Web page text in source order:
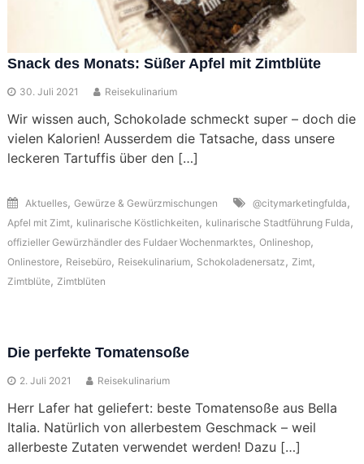
Snack des Monats: Süßer Apfel mit Zimtblüte
30. Juli 2021 Reisekulinarium
Wir wissen auch, Schokolade schmeckt super – doch die
vielen Kalorien! Ausserdem die Tatsache, dass unsere
leckeren Tartuffis über den […]
Aktuelles, Gewürze & Gewürzmischungen @citymarketingfulda,
Apfel mit Zimt, kulinarische Köstlichkeiten, kulinarische Stadtführung Fulda,
offizieller Gewürzhändler des Fuldaer Wochenmarktes, Onlineshop,
Onlinestore, Reisebüro, Reisekulinarium, Schokoladenersatz, Zimt,
Zimtblüte, Zimtblüten
Die perfekte Tomatensoße
2. Juli 2021 Reisekulinarium
Herr Lafer hat geliefert: beste Tomatensoße aus Bella
Italia. Natürlich von allerbestem Geschmack – weil
allerbeste Zutaten verwendet werden! Dazu […]